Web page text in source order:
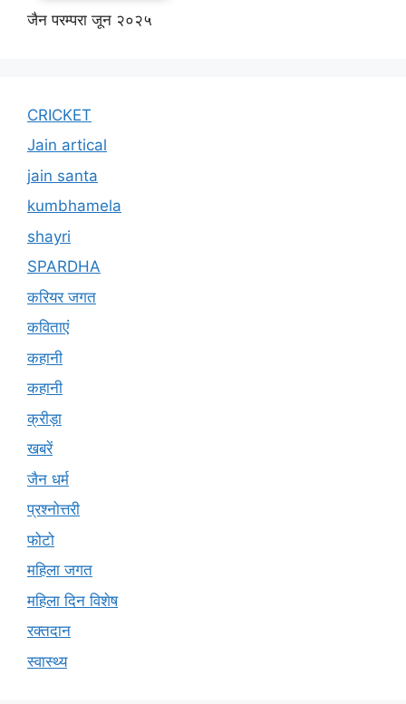
जैन परम्परा जून २०२५
CRICKET
Jain artical
jain santa
kumbhamela
shayri
SPARDHA
करियर जगत
कविताएं
कहानी
कहानी
क्रीड़ा
खबरें
जैन धर्म
प्रश्नोत्तरी
फोटो
महिला जगत
महिला दिन विशेष
रक्तदान
स्वास्थ्य